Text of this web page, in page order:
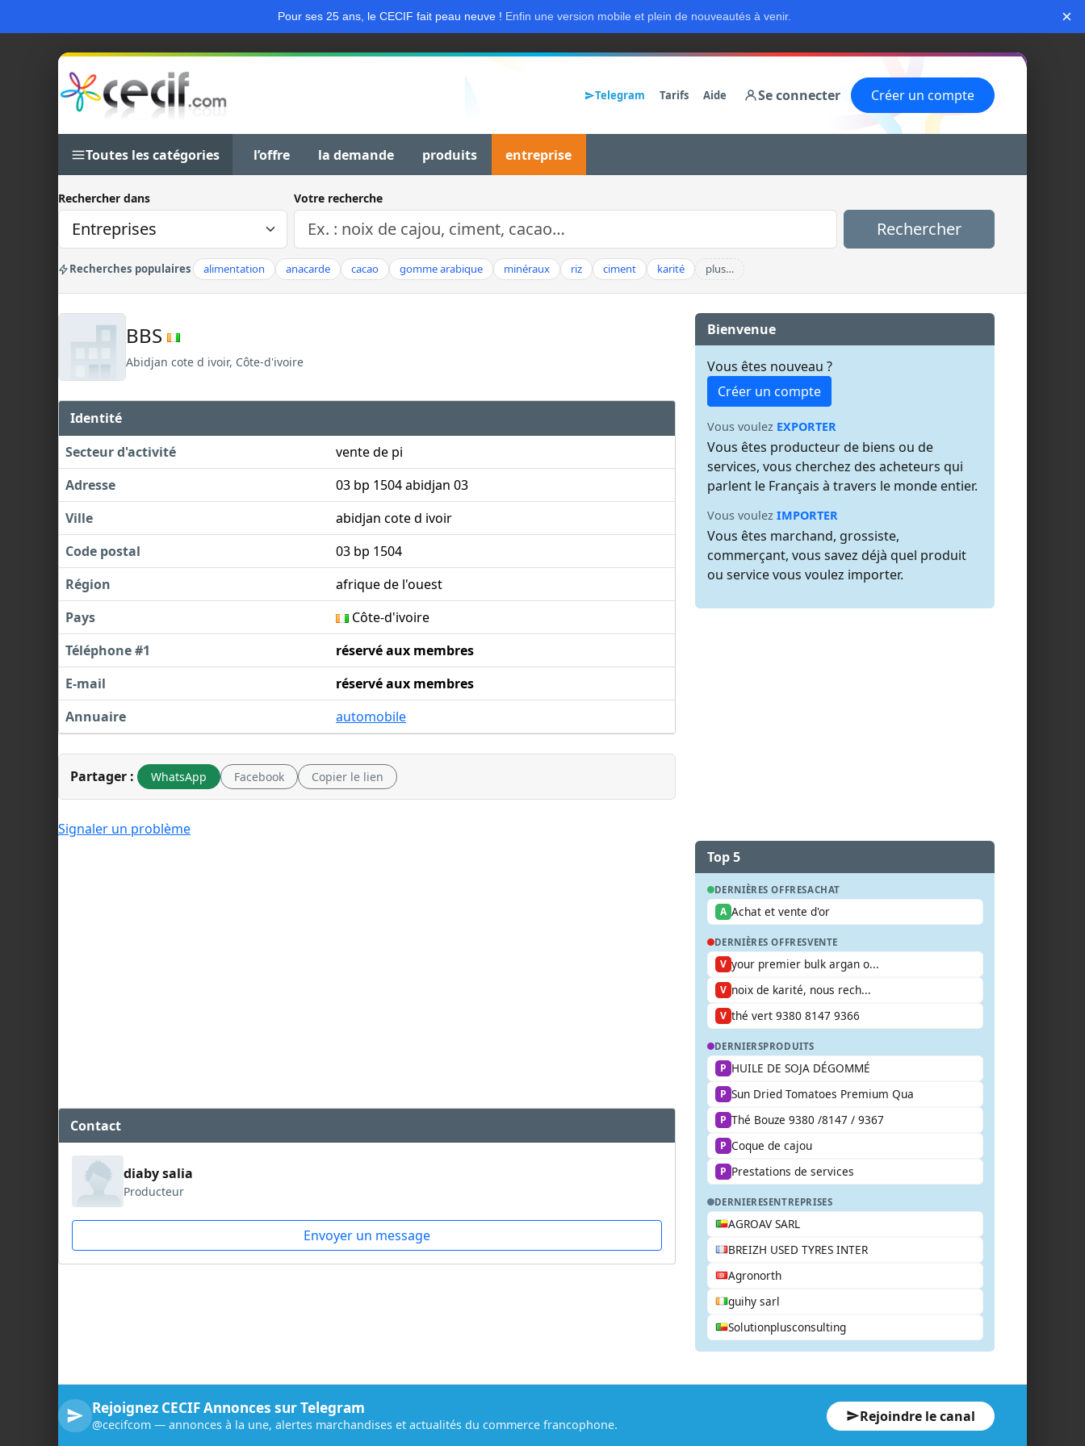
Pour ses 25 ans, le CECIF fait peau neuve ! Enfin une version mobile et plein de nouveautés à venir. ×
Telegram Tarifs Aide Se connecter Créer un compte
Toutes les catégories l’offre la demande produits entreprise
Rechercher dans Votre recherche
Rechercher
Recherches populaires alimentation anacarde cacao gomme arabique minéraux riz ciment karité plus…
BBS
Abidjan cote d ivoir, Côte-d'ivoire
Identité
Secteur d'activité
vente de pi
Adresse
03 bp 1504 abidjan 03
Ville
abidjan cote d ivoir
Code postal
03 bp 1504
Région
afrique de l'ouest
Pays
Côte-d'ivoire
Téléphone #1
réservé aux membres
E-mail
réservé aux membres
Annuaire
automobile
Partager : WhatsApp Facebook Copier le lien
Signaler un problème
Contact
diaby salia
Producteur
Envoyer un message
Bienvenue
Vous êtes nouveau ?
Créer un compte
Vous voulez EXPORTER
Vous êtes producteur de biens ou de
services, vous cherchez des acheteurs qui
parlent le Français à travers le monde entier.
Vous voulez IMPORTER
Vous êtes marchand, grossiste,
commerçant, vous savez déjà quel produit
ou service vous voulez importer.
Top 5
DERNIÈRES OFFRESACHAT
A Achat et vente d'or
DERNIÈRES OFFRESVENTE
V your premier bulk argan o...
V noix de karité, nous rech...
V thé vert 9380 8147 9366
DERNIERSPRODUITS
P HUILE DE SOJA DÉGOMMÉ
P Sun Dried Tomatoes Premium Qua
P Thé Bouze 9380 /8147 / 9367
P Coque de cajou
P Prestations de services
DERNIERESENTREPRISES
AGROAV SARL
BREIZH USED TYRES INTER
Agronorth
guihy sarl
Solutionplusconsulting
Rejoignez CECIF Annonces sur Telegram
@cecifcom — annonces à la une, alertes marchandises et actualités du commerce francophone. Rejoindre le canal